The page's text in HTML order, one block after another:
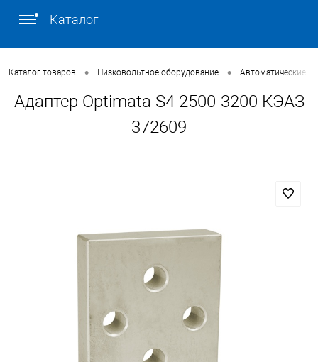
Каталог
Каталог товаров • Низковольтное оборудование • Автоматические
Адаптер Optimata S4 2500-3200 КЭАЗ
372609